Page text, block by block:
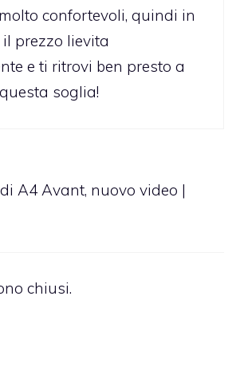
confortevoli, quindi in
prezzo lievita
e ti ritrovi ben presto a
soglia!
A4 Avant, nuovo video |
chiusi.